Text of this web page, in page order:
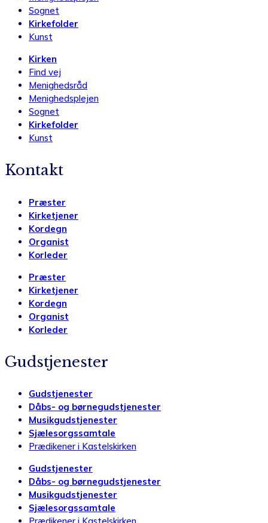
Sognet
Kirkefolder
Kunst
Kirken
Find vej
Menighedsråd
Menighedsplejen
Sognet
Kirkefolder
Kunst
Kontakt
Præster
Kirketjener
Kordegn
Organist
Korleder
Præster
Kirketjener
Kordegn
Organist
Korleder
Gudstjenester
Gudstjenester
Dåbs- og børnegudstjenester
Musikgudstjenester
Sjælesorgssamtale
Prædikener i Kastelskirken
Gudstjenester
Dåbs- og børnegudstjenester
Musikgudstjenester
Sjælesorgssamtale